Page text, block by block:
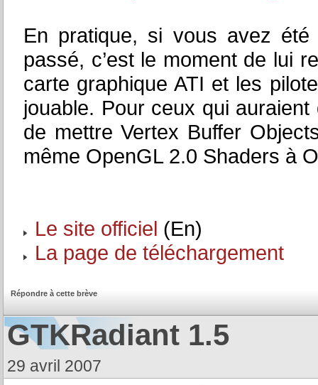
En pratique, si vous avez
passé, c’est le moment de lui
carte graphique ATI et les
jouable. Pour ceux qui
de mettre Vertex Buffer
même OpenGL 2.0 Shaders à
Le site officiel (En)
La page de téléchargement
Répondre à cette brève
GTKRadiant 1.5
29 avril 2007